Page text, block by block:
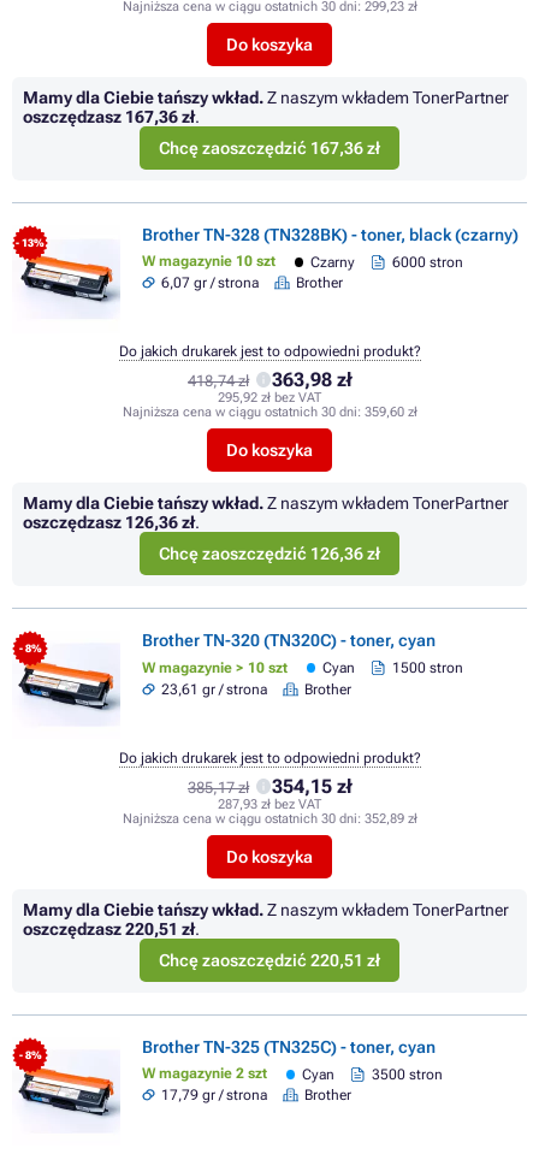
Najniższa cena w ciągu ostatnich 30 dni: 299,23 zł
Do koszyka
Mamy dla Ciebie tańszy wkład.Z naszym wkładem TonerPartner
oszczędzasz 167,36 zł.
Chcę zaoszczędzić 167,36 zł
- 13% Brother TN-328 (TN328BK) - toner, black (czarny)
W magazynie 10 szt Czarny
6000 stron
6,07 gr / strona
Brother
418,74 zł 363,98 zł
295,92 zł bez VAT
Najniższa cena w ciągu ostatnich 30 dni: 359,60 zł
Do koszyka
Do jakich drukarek jest to odpowiedni produkt?
Mamy dla Ciebie tańszy wkład.Z naszym wkładem TonerPartner
oszczędzasz 126,36 zł.
Chcę zaoszczędzić 126,36 zł
- 8% Brother TN-320 (TN320C) - toner, cyan
W magazynie > 10 szt Cyan
1500 stron
23,61 gr / strona
Brother
385,17 zł 354,15 zł
287,93 zł bez VAT
Najniższa cena w ciągu ostatnich 30 dni: 352,89 zł
Do koszyka
Do jakich drukarek jest to odpowiedni produkt?
Mamy dla Ciebie tańszy wkład.Z naszym wkładem TonerPartner
oszczędzasz220,51 zł.
Chcę zaoszczędzić 220,51 zł
- 8% Brother TN-325 (TN325C) - toner, cyan
W magazynie 2 szt Cyan
3500 stron
17,79 gr / strona
Brother